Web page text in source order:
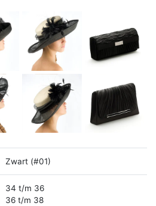
Zwart (#01)
34 t/m 36
36 t/m 38